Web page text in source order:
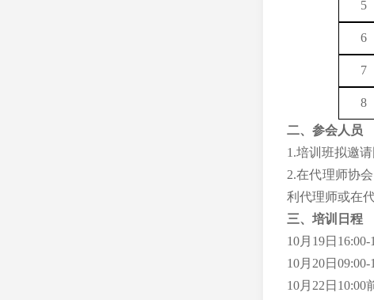
5
6
7
8
二、 参会人员
1.培训班拟邀
2.在代理师协
利代理师或在
三、培训日程
10月 19日 16:00-
10月 20日 09:00-
10月 22 日 10:00